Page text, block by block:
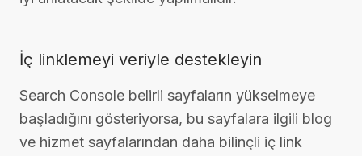
İç linklemeyi veriyle destekleyin
Search Console belirli sayfaların yükselmeye
başladığını gösteriyorsa, bu sayfalara ilgili blog
ve hizmet sayfalarından daha bilinçli iç link